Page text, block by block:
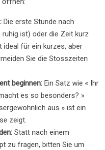
Die erste Stunde nach
ist) oder die Zeit kurz
für ein kurzes, aber
Sie die Stosszeiten
beginnen: Ein Satz wie « Ihr
es so besonders? »
aus » ist ein
zeigt.
Statt nach einem
zu fragen, bitten Sie um